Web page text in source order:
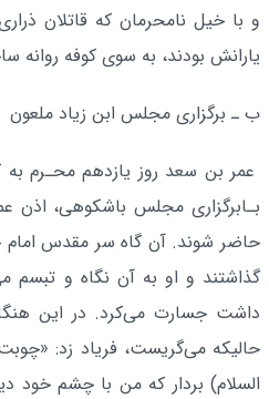
و با خیل نامحرمان که قاتلان
یارانش بودند، به سوى کوفه روانه
ب ـ برگزاری مجلس ابن زیاد ملعون
عمر بن سعد روز یازدهم محـرم به
بـابرگزاری مجلس باشکوهی،
حاضر شوند. آن گاه سر مقدس امام
گذاشتند و او به آن نگاه و
داشت جسارت می‌کرد. در این
حالیکه می‌گریست، فریاد زد:
السلام) بردار که من با چشم خود